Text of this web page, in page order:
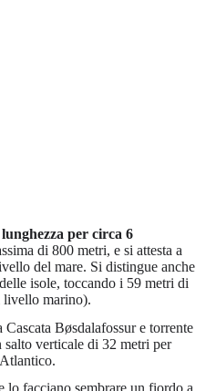
lunghezza per circa 6
di 800 metri, e si attesta a
del mare. Si distingue anche
isole, toccando i 59 metri di
livello marino).
Bøsdalafossur e torrente
salto verticale di 32 metri per